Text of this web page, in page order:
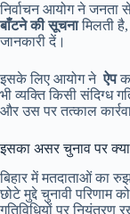
निर्वाचन आयोग ने जनता
बाँटने की सूचनामिलती
जानकारी दें।
इसके लिए आयोग ने ऐप
भी व्यक्ति किसी संदिग्ध
और उस पर तत्काल
इसका असर चुनाव पर
बिहार में मतदाताओं का
छोटे मुद्दे चुनावी
गतिविधियों पर नियंत्रण